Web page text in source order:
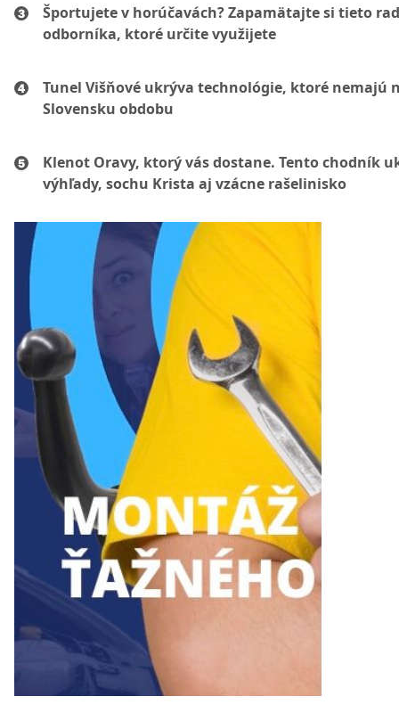
Športujete v horúčavách? Zapamätajte si tieto
odborníka, ktoré určite využijete
Tunel Višňové ukrýva technológie, ktoré nemajú
Slovensku obdobu
Klenot Oravy, ktorý vás dostane. Tento chodník
výhľady, sochu Krista aj vzácne rašelinisko